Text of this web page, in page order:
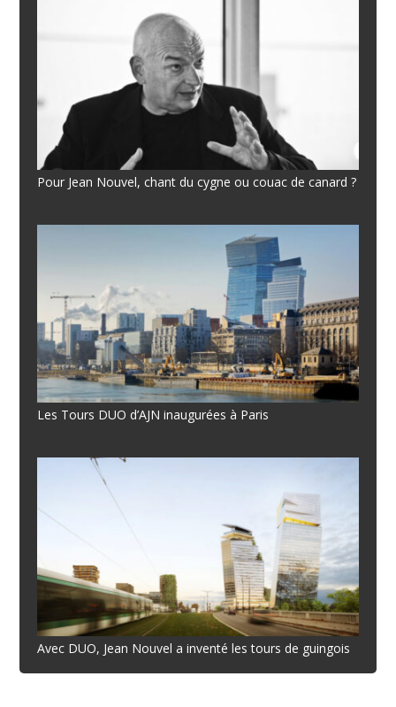
Pour Jean Nouvel, chant du cygne ou couac de canard ?
Les Tours DUO d’AJN inaugurées à Paris
Avec DUO, Jean Nouvel a inventé les tours de guingois